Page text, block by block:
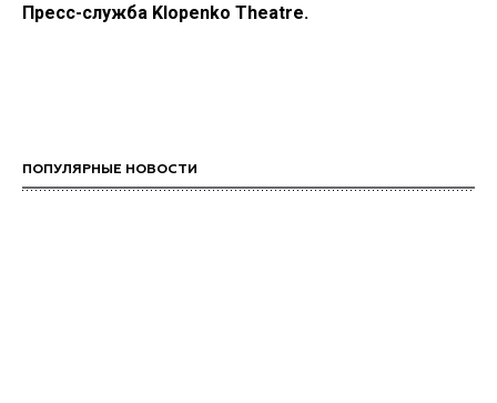
Пресс-служба Klopenko Theatre.
ПОПУЛЯРНЫЕ НОВОСТИ